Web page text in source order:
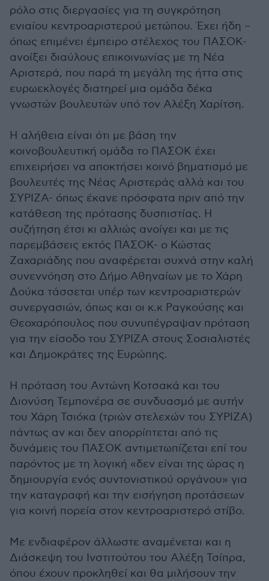
ρόλο στις διεργασίες για τη συγκρότηση
ενιαίου κεντροαριστερού μετώπου. Έχει ήδη –
όπως επιμένει έμπειρο στέλεχος του ΠΑΣΟΚ-
ανοίξει διαύλους επικοινωνίας με τη Νέα
Αριστερά, που παρά τη μεγάλη της ήττα στις
ευρωεκλογές διατηρεί μια ομάδα δέκα
γνωστών βουλευτών υπό τον Αλέξη Χαρίτση.
Η αλήθεια είναι ότι με βάση την
κοινοβουλευτική ομάδα το ΠΑΣΟΚ έχει
επιχειρήσει να αποκτήσει κοινό βηματισμό με
βουλευτές της Νέας Αριστεράς αλλά και του
ΣΥΡΙΖΑ- όπως έκανε πρόσφατα πριν από την
κατάθεση της πρότασης δυσπιστίας. Η
συζήτηση έτσι κι αλλιώς ανοίγει και με τις
παρεμβάσεις εκτός ΠΑΣΟΚ- ο Κώστας
Ζαχαριάδης που αναφέρεται συχνά στην καλή
συνεννόηση στο Δήμο Αθηναίων με το Χάρη
Δούκα τάσσεται υπέρ των κεντροαριστερών
συνεργασιών, όπως και οι κ.κ Ραγκούσης και
Θεοχαρόπουλος που συνυπέγραψαν πρόταση
για την είσοδο του ΣΥΡΙΖΑ στους Σοσιαλιστές
και Δημοκράτες της Ευρώπης.
Η πρόταση του Αντώνη Κοτσακά και του
Διονύση Τεμπονέρα σε συνδυασμό με αυτήν
του Χάρη Τσιόκα (τριών στελεχών του ΣΥΡΙΖΑ)
πάντως αν και δεν απορρίπτεται από τις
δυνάμεις του ΠΑΣΟΚ αντιμετωπίζεται επί του
παρόντος με τη λογική «δεν είναι της ώρας η
δημιουργία ενός συντονιστικού οργάνου» για
την καταγραφή και την εισήγηση προτάσεων
για κοινή πορεία στον κεντροαριστερό στίβο.
Με ενδιαφέρον άλλωστε αναμένεται και η
Διάσκεψη του Ινστιτούτου του Αλέξη Τσίπρα,
όπου έχουν προκληθεί και θα μιλήσουν την